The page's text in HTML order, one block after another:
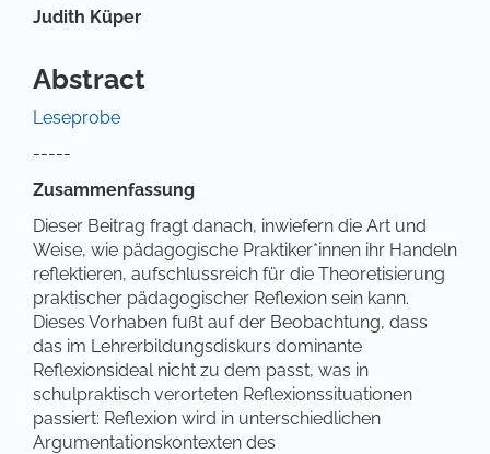
Hauptsächlicher Artikelinhalt
Judith Küper
Abstract
Leseprobe
-----
Zusammenfassung
Dieser Beitrag fragt danach, inwiefern die Art und
Weise, wie pädagogische Praktiker*innen ihr Handeln
reflektieren, aufschlussreich für die Theoretisierung
praktischer pädagogischer Reflexion sein kann.
Dieses Vorhaben fußt auf der Beobachtung, dass
das im Lehrerbildungsdiskurs dominante
Reflexionsideal nicht zu dem passt, was in
schulpraktisch verorteten Reflexionssituationen
passiert: Reflexion wird in unterschiedlichen
Argumentationskontexten des